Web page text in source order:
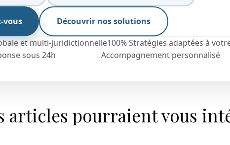
vous
Découvrir nos solutions
et multi-juridictionnelle100% Stratégies adaptées à
sous 24h Accompagnement personnalisé
articles pourraient vous